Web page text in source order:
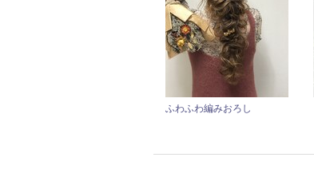
ふわふわ編みおろし